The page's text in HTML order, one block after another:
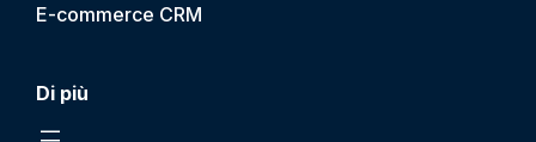
E-commerce CRM
Di più